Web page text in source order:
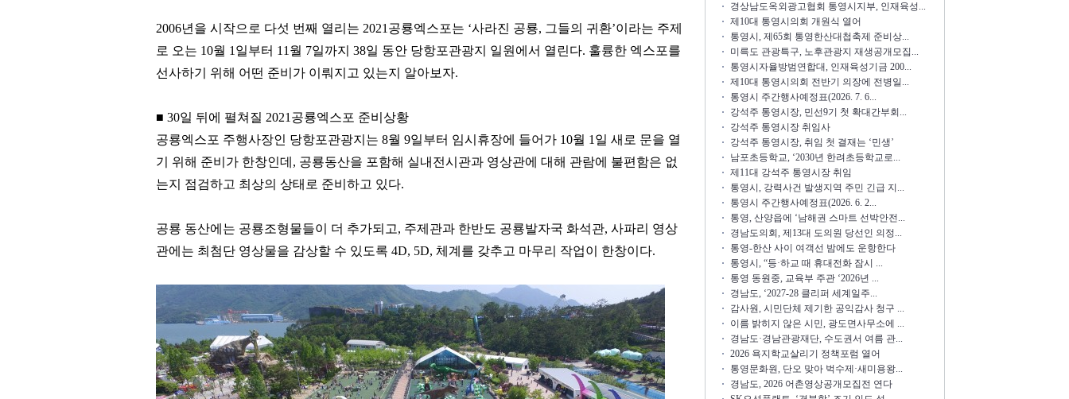
2006년을 시작으로 다섯 번째 열리는 2021 공룡엑스포는 ‘사라진 공룡, 그들의 귀환’이라는 주제
로 오는 10월 1 일부터 11 월 7일까지 38일 동안 당항포관광지 일원에서 열린다. 훌륭한 엑스포를
선사하기 위해 어떤 준비가 이뤄지고 있는지 알아보자.
■ 30일 뒤에 펼쳐질 2021 공룡엑스포 준비상황
공룡엑스포 주행사장인 당항포관광지는 8월 9일부터 임시휴장에 들어가 10월 1 일 새로 문을 열
기 위해 준비가 한창인데 , 공룡동산을 포함해 실내전시관과 영상관에 대해 관람에 불편함은 없
는지 점검하고 최상의 상태로 준비하고 있다.
공룡 동산에는 공룡조형물들이 더 추가되고, 주제관과 한반도 공룡발자국 화석관, 사파리 영상
관에는 최첨단 영상물을 감상할 수 있도록 4D, 5D, 체계를 갖추고 마무리 작업이 한창이다.
경상남도옥외광고협회 통영시지부, 인재육성...
제10대 통영시의회 개원식 열어
통영시, 제65회 통영한산대첩축제 준비상...
미륵도 관광특구, 노후관광지 재생공개모집...
통영시자율방범연합대, 인재육성기금 200...
제10대 통영시의회 전반기 의장에 전병일...
통영시 주간행사예정표(2026. 7. 6...
강석주 통영시장, 민선9기 첫 확대간부회...
강석주 통영시장 취임사
강석주 통영시장, 취임 첫 결재는 ‘민생’
남포초등학교, ‘2030년 한려초등학교로...
제11대 강석주 통영시장 취임
통영시, 강력사건 발생지역 주민 긴급 지...
통영시 주간행사예정표(2026. 6. 2...
통영, 산양읍에 ‘남해권 스마트 선박안전...
경남도의회, 제13대 도의원 당선인 의정...
통영-한산 사이 여객선 밤에도 운항한다
통영시, “등·하교 때 휴대전화 잠시 ...
통영 동원중, 교육부 주관 ‘2026년 ...
경남도, ‘2027-28 클리퍼 세계일주...
감사원, 시민단체 제기한 공익감사 청구 ...
이름 밝히지 않은 시민, 광도면사무소에 ...
경남도·경남관광재단, 수도권서 여름 관...
2026 욕지학교살리기 정책포럼 열어
통영문화원, 단오 맞아 벅수제·새미용왕...
경남도, 2026 어촌영상공개모집전 연다